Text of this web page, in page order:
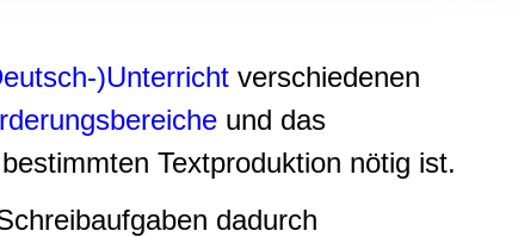
)Unterricht verschiedenen
und das
Textproduktion nötig ist.
dadurch